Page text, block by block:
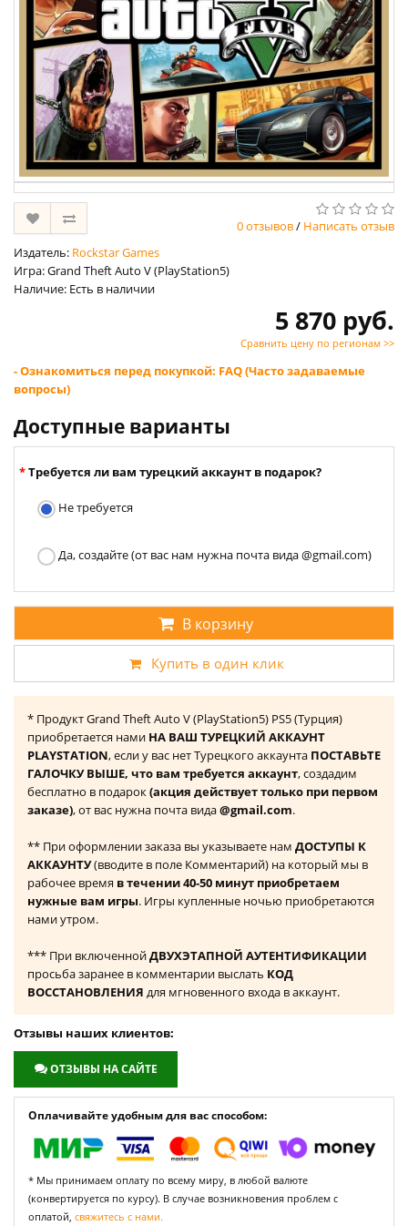
0 отзывов/ Написать отзыв
Издатель: Rockstar Games
Игра: Grand Theft Auto V (PlayStation5)
Наличие: Есть в наличии
5 870 руб.
Сравнить цену по регионам >>
- Ознакомиться перед покупкой: FAQ (Часто задаваемые
вопросы)
Доступные варианты
Требуется ли вам турецкий аккаунт в подарок?
Не требуется
Да, создайте (от вас нам нужна почта вида @gmail.com)
В корзину
Купить в один клик
* Продукт Grand Theft Auto V (PlayStation5) PS5 (Турция)
приобретается нами НА ВАШ ТУРЕЦКИЙ АККАУНТ
PLAYSTATION, если у вас нет Турецкого аккаунта ПОСТАВЬТЕ
ГАЛОЧКУ ВЫШЕ, что вам требуется аккаунт, создадим
бесплатно в подарок(акция действует только при первом
заказе), от вас нужна почта вида@gmail.com.
** При оформлении заказа вы указываете нам ДОСТУПЫ К
АККАУНТУ(вводите в поле Комментарий) на который мы в
рабочее время в течении 40-50 минут приобретаем
нужные вам игры. Игры купленные ночью приобретаются
нами утром.
*** При включеннойДВУХЭТАПНОЙ АУТЕНТИФИКАЦИИ
просьба заранее в комментарии выслать КОД
ВОССТАНОВЛЕНИЯ для мгновенного входа в аккаунт.
Отзывы наших клиентов:
ОТЗЫВЫ НА САЙТЕ
Оплачивайте удобным для вас способом:
* Мы принимаем оплату по всему миру, в любой валюте
(конвертируется по курсу). В случае возникновения проблем с
оплатой, свяжитесь с нами.